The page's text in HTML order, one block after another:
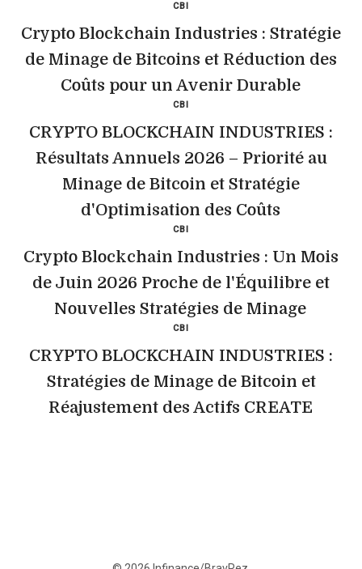
CBI
Crypto Blockchain Industries : Stratégie
de Minage de Bitcoins et Réduction des
Coûts pour un Avenir Durable
CBI
CRYPTO BLOCKCHAIN INDUSTRIES :
Résultats Annuels 2026 – Priorité au
Minage de Bitcoin et Stratégie
d'Optimisation des Coûts
CBI
Crypto Blockchain Industries : Un Mois
de Juin 2026 Proche de l'Équilibre et
Nouvelles Stratégies de Minage
CBI
CRYPTO BLOCKCHAIN INDUSTRIES :
Stratégies de Minage de Bitcoin et
Réajustement des Actifs CREATE